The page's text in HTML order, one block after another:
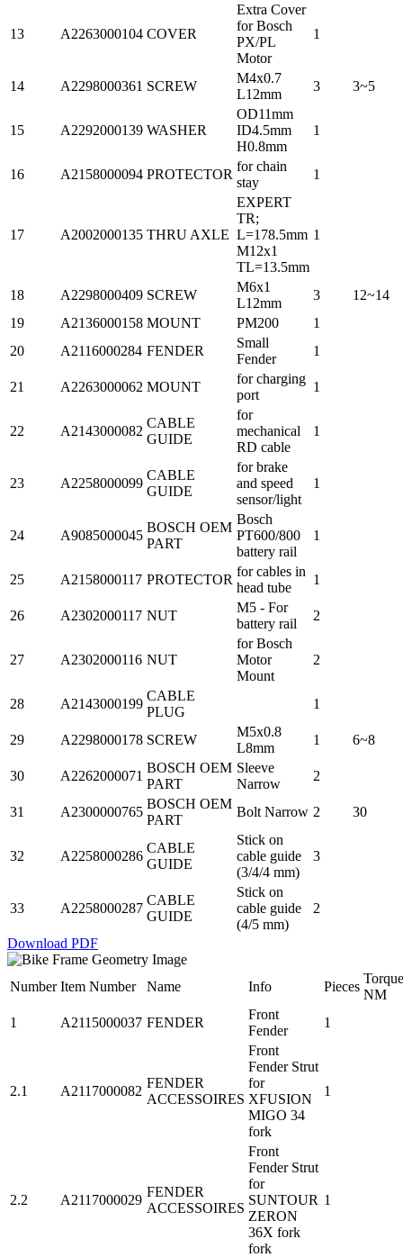
13 A2263000104 COVER
Extra Cover
for Bosch
PX/PL
Motor
1
14 A2298000361 SCREW
M4x0.7
L12mm
3 3~5
15 A2292000139 WASHER
OD11mm
ID4.5mm
H0.8mm
1
16 A2158000094 PROTECTOR
for chain
stay
1
17 A2002000135 THRU AXLE
EXPERT
TR;
L=178.5mm
M12x1
TL=13.5mm
1
18 A2298000409 SCREW
M6x1
L12mm
3
12~14
19
A2136000158 MOUNT PM200
1
20
A2116000284 FENDER
Small
Fender
1
21 A2263000062 MOUNT
for charging
port
1
22 A2143000082
CABLE
GUIDE
for
mechanical
RD cable
1
23 A2258000099
CABLE
GUIDE
for brake
and speed
sensor/light
1
24 A9085000045
BOSCH OEM
PART
Bosch
PT600/800
battery rail
1
25 A2158000117 PROTECTOR
for cables in
head tube
1
26 A2302000117 NUT
M5 - For
battery rail
2
27 A2302000116 NUT
for Bosch
Motor
Mount
2
28 A2143000199
CABLE
PLUG
1
29 A2298000178 SCREW
M5x0.8
L8mm
1 6~8
30 A2262000071
BOSCH OEM
PART
Sleeve
Narrow
2
31 A2300000765
BOSCH OEM
PART
Bolt Narrow 2 30
32 A2258000286
CABLE
GUIDE
Stick on
cable guide
(3/4/4 mm)
3
33 A2258000287
CABLE
GUIDE
Stick on
cable guide
(4/5 mm)
2
Download PDF
Number Item Number Name Info Pieces
Torque
NM
1
A2115000037 FENDER
Front
Fender
1
2.1 A2117000082
FENDER
ACCESSOIRES
Front
Fender Strut
for
XFUSION
MIGO 34
fork
1
2.2 A2117000029
FENDER
ACCESSOIRES
Front
Fender Strut
for
SUNTOUR
ZERON
36X fork
fork
1